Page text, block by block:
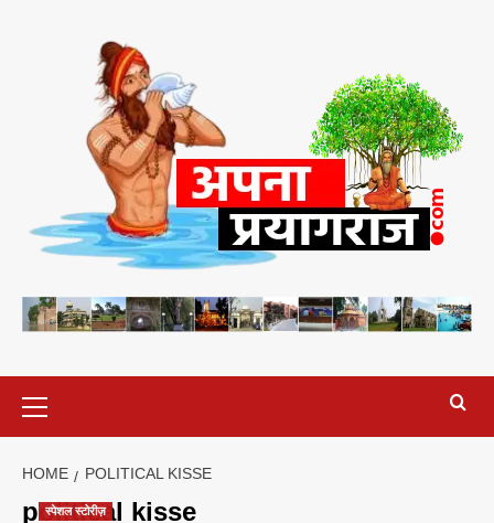
Menu
HOME POLITICAL KISSE
political kisse
स्पेशल स्टोरीज़